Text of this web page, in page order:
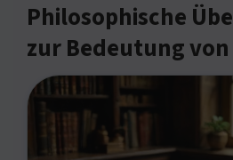
Philosophische
zur Bedeutung